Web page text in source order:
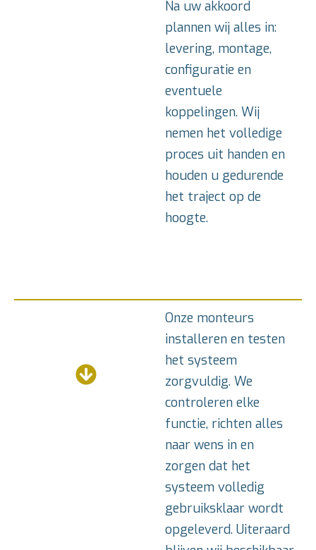
Na uw akkoord
plannen wij alles in:
levering, montage,
configuratie en
eventuele
koppelingen. Wij
nemen het volledige
proces uit handen en
houden u gedurende
het traject op de
hoogte.
Onze monteurs
installeren en testen
het systeem
zorgvuldig. We
controleren elke
functie, richten alles
naar wens in en
zorgen dat het
systeem volledig
gebruiksklaar wordt
opgeleverd. Uiteraard